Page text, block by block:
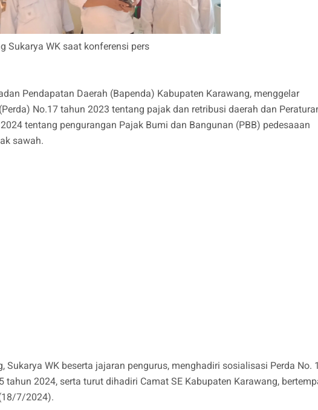
Sukarya WK saat konferensi pers
Pendapatan Daerah (Bapenda) Kabupaten Karawang, menggelar
No.17 tahun 2023 tentang pajak dan retribusi daerah dan
tentang pengurangan Pajak Bumi dan Bangunan (PBB) pedesaaan
sawah.
Sukarya WK beserta jajaran pengurus, menghadiri sosialisasi Perda No.
tahun 2024, serta turut dihadiri Camat SE Kabupaten Karawang,
7/2024).